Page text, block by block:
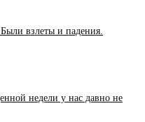
взлеты и падения.
недели у нас давно не